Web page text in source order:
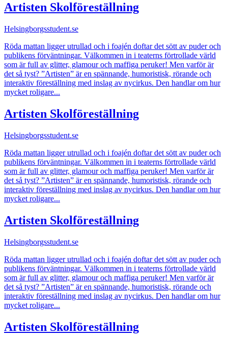
Artisten Skolföreställning
Helsingborgsstudent.se
Röda mattan ligger utrullad och i foajén doftar det sött av puder och
publikens förväntningar. Välkommen in i teaterns förtrollade värld
som är full av glitter, glamour och maffiga peruker! Men varför är
det så tyst? ”Artisten” är en spännande, humoristisk, rörande och
interaktiv föreställning med inslag av nycirkus. Den handlar om hur
mycket roligare...
Artisten Skolföreställning
Helsingborgsstudent.se
Röda mattan ligger utrullad och i foajén doftar det sött av puder och
publikens förväntningar. Välkommen in i teaterns förtrollade värld
som är full av glitter, glamour och maffiga peruker! Men varför är
det så tyst? ”Artisten” är en spännande, humoristisk, rörande och
interaktiv föreställning med inslag av nycirkus. Den handlar om hur
mycket roligare...
Artisten Skolföreställning
Helsingborgsstudent.se
Röda mattan ligger utrullad och i foajén doftar det sött av puder och
publikens förväntningar. Välkommen in i teaterns förtrollade värld
som är full av glitter, glamour och maffiga peruker! Men varför är
det så tyst? ”Artisten” är en spännande, humoristisk, rörande och
interaktiv föreställning med inslag av nycirkus. Den handlar om hur
mycket roligare...
Artisten Skolföreställning